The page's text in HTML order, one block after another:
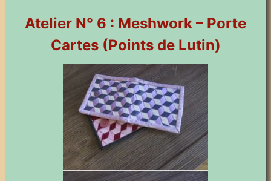
Atelier N° 6 : Meshwork – Porte
Cartes (Points de Lutin)